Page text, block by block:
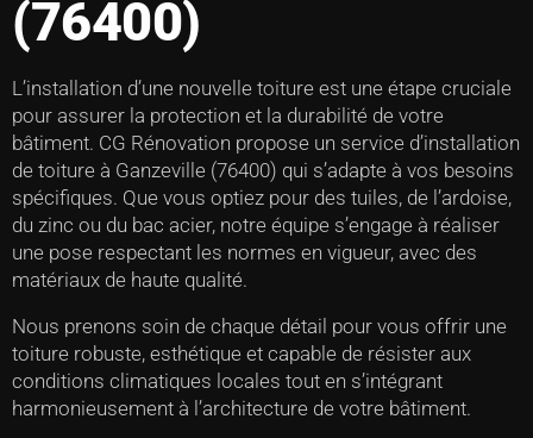
(76400)
L’installation d’une nouvelle toiture est une étape cruciale
pour assurer la protection et la durabilité de votre
bâtiment. CG Rénovation propose un service d’installation
de toiture à Ganzeville (76400) qui s’adapte à vos besoins
spécifiques. Que vous optiez pour des tuiles, de l’ardoise,
du zinc ou du bac acier, notre équipe s’engage à réaliser
une pose respectant les normes en vigueur, avec des
matériaux de haute qualité.
Nous prenons soin de chaque détail pour vous offrir une
toiture robuste, esthétique et capable de résister aux
conditions climatiques locales tout en s’intégrant
harmonieusement à l’architecture de votre bâtiment.